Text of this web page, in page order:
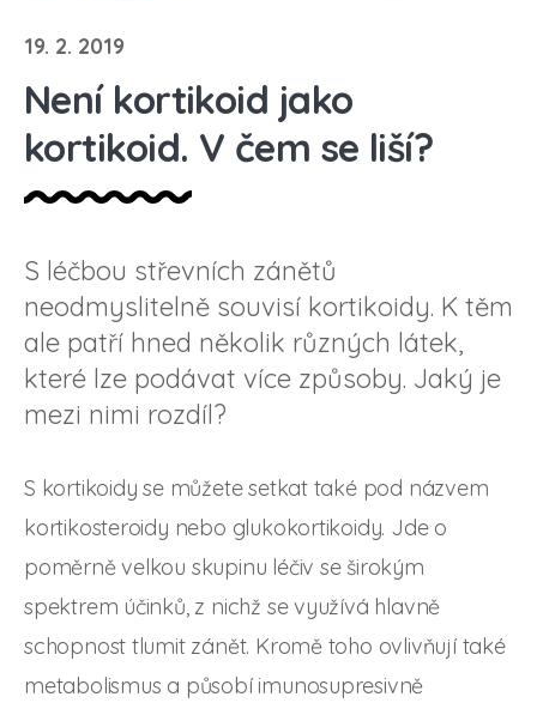
19. 2. 2019
Není kortikoid jako
kortikoid. V čem se liší?
S léčbou střevních zánětů
neodmyslitelně souvisí kortikoidy. K těm
ale patří hned několik různých látek,
které lze podávat více způsoby. Jaký je
mezi nimi rozdíl?
S kortikoidy se můžete setkat také pod názvem
kortikosteroidy nebo glukokortikoidy. Jde o
poměrně velkou skupinu léčiv se širokým
spektrem účinků, z nichž se využívá hlavně
schopnost tlumit zánět. Kromě toho ovlivňují také
metabolismus a působí imunosupresivně